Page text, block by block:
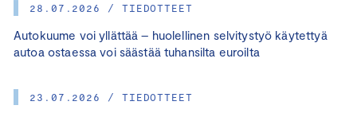
28.07.2026 / TIEDOTTEET
Autokuume voi yllättää – huolellinen selvitystyö käytettyä
autoa ostaessa voi säästää tuhansilta euroilta
23.07.2026 / TIEDOTTEET